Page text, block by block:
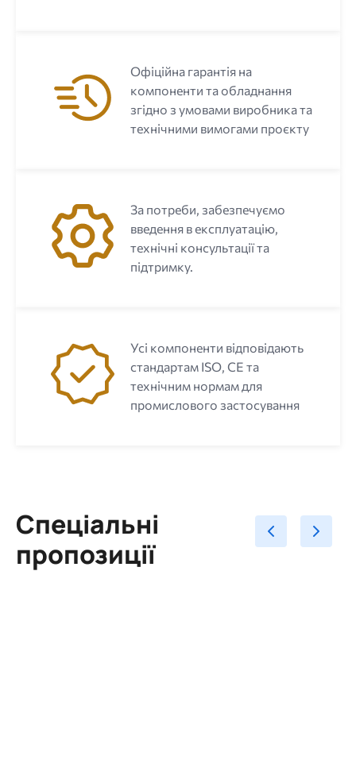
Офіційна гарантія на
компоненти та обладнання
згідно з умовами виробника та
технічними вимогами проєкту
За потреби, забезпечуємо
введення в експлуатацію,
технічні консультації та
підтримку.
Усі компоненти відповідають
стандартам ISO, CE та
технічним нормам для
промислового застосування
Спеціальні
пропозиції